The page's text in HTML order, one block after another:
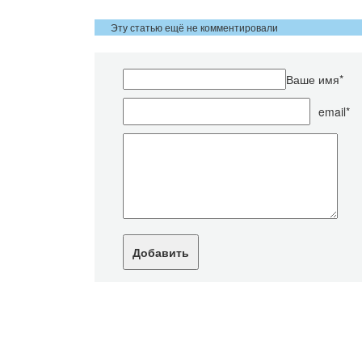
Эту статью ещё не комментировали
Ваше имя*
email*